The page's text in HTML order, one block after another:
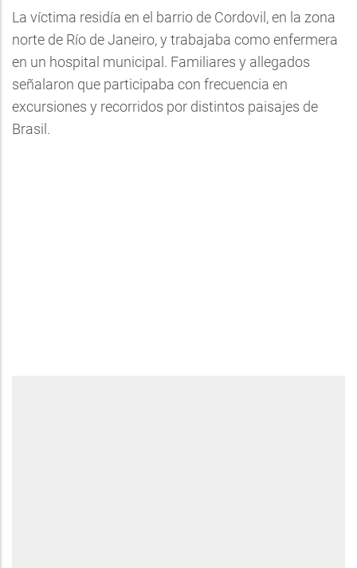
La víctima residía en el barrio de Cordovil, en la zona
norte de Río de Janeiro, y trabajaba como enfermera
en un hospital municipal. Familiares y allegados
señalaron que participaba con frecuencia en
excursiones y recorridos por distintos paisajes de
Brasil.